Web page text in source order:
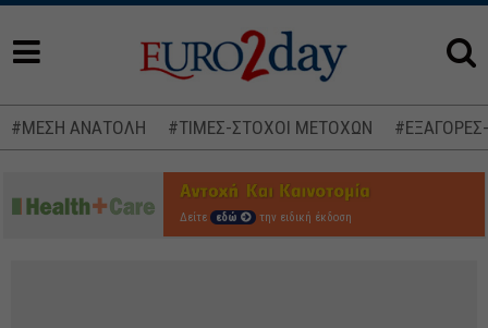
#ΜΕΣΗ ΑΝΑΤΟΛΗ #ΤΙΜΕΣ-ΣΤΟΧΟΙ ΜΕΤΟΧΩΝ
Δείτε εδώ την ειδική έκδοση